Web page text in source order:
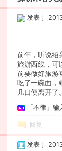
发表于
前年，听说绍
旅游西线，可
前要做好旅游
吃了一碗面，
几口便离开了
「不律」
回复
发表于